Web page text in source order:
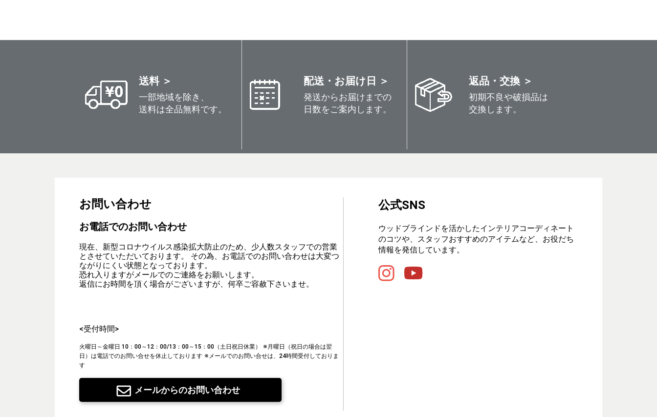
送料 ＞
一部地域を除き、
送料は全品無料です。
配送・お届け日 ＞
発送からお届けまでの
日数をご案内します。
返品・交換 ＞
初期不良や破損品は
交換します。
お問い合わせ
お電話でのお問い合わせ
現在、新型コロナウイルス感染拡大防止のため、少人数スタッフでの営業
とさせていただいております。 その為、お電話でのお問い合わせは大変つ
ながりにくい状態となっております。
恐れ入りますがメールでのご連絡をお願いします。
返信にお時間を頂く場合がございますが、何卒ご容赦下さいませ。
<受付時間>
火曜日～金曜日 10：00～12：00/13：00～15：00（土日祝日休業）
※月曜日（祝日の場合は翌
日）は電話でのお問い合せを休止しております ※メールでのお問い合せは、24時間受付しておりま
す
メールからのお問い合わせ
公式SNS
ウッドブラインドを活かしたインテリアコーディネート
のコツや、スタッフおすすめのアイテムなど、お役だち
情報を発信しています。